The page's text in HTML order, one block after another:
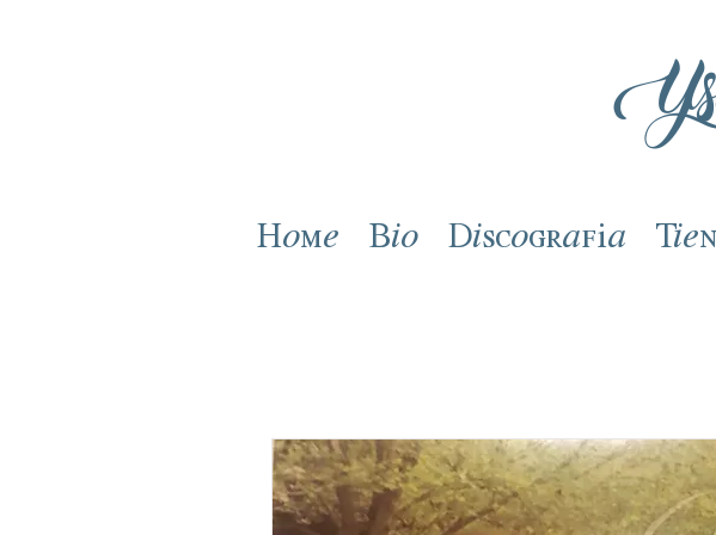
Home Bio Discografía